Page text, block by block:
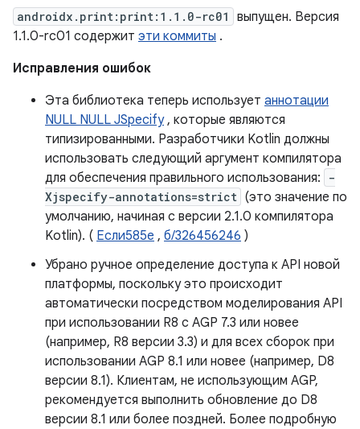
androidx.print:print:1.1.0-rc01
выпущен. Версия
1.1.0-rc01 содержит эти коммиты .
Исправления ошибок
Эта библиотека теперь использует аннотации
NULL NULL JSpecify, которые являются
типизированными. Разработчики Kotlin должны
использовать следующий аргумент компилятора
для обеспечения правильного использования:
-
Xjspecify-annotations=strict (это значение по
умолчанию, начиная с версии 2.1.0 компилятора
Kotlin). ( Если585е , б/326456246 )
Убрано ручное определение доступа к API новой
платформы, поскольку это происходит
автоматически посредством моделирования API
при использовании R8 с AGP 7.3 или новее
(например, R8 версии 3.3) и для всех сборок при
использовании AGP 8.1 или новее (например, D8
версии 8.1). Клиентам, не использующим AGP,
рекомендуется выполнить обновление до D8
версии 8.1 или более поздней. Более подробную